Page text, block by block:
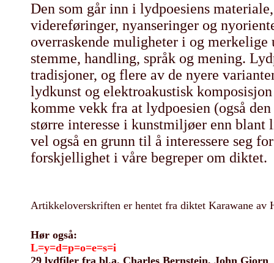
Den som går inn i lydpoesiens
videreføringer, nyanseringer og
overraskende muligheter i og
stemme, handling, språk og mening.
tradisjoner, og flere av de nyere
lydkunst og elektroakustisk
komme vekk fra at lydpoesien (også
større interesse i kunstmiljøer enn blant
vel også en grunn til å interessere seg
forskjellighet i våre begreper om diktet.
Artikkeloverskriften er hentet fra diktet Karawane av
Hør også:
L=y=d=p=o=e=s=i
29 lydfiler fra bl.a. Charles Bernstein, John Giorn